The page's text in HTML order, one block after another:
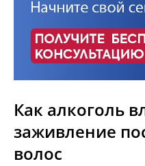
Как алкоголь
заживление
волос